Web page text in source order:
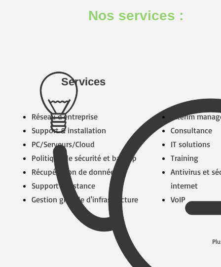
Nos services :
Services
Réseau d'entreprise
Support & installation
PC/Serveurs/Cloud
Politique de sécurité et backup
​Récupération de données
​Support à distance
​Gestion globale d'infrastructure
​Interim
Consultance
IT solutions
​Training
Antivirus et
internet
VoIP